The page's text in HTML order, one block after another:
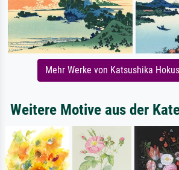
Mehr Werke von Katsushika
Weitere Motive aus der